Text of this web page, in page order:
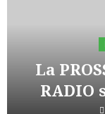
La
RADIO